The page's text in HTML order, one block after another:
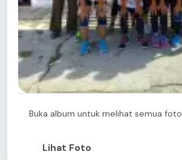
Buka album untuk melihat semua foto
Lihat Foto